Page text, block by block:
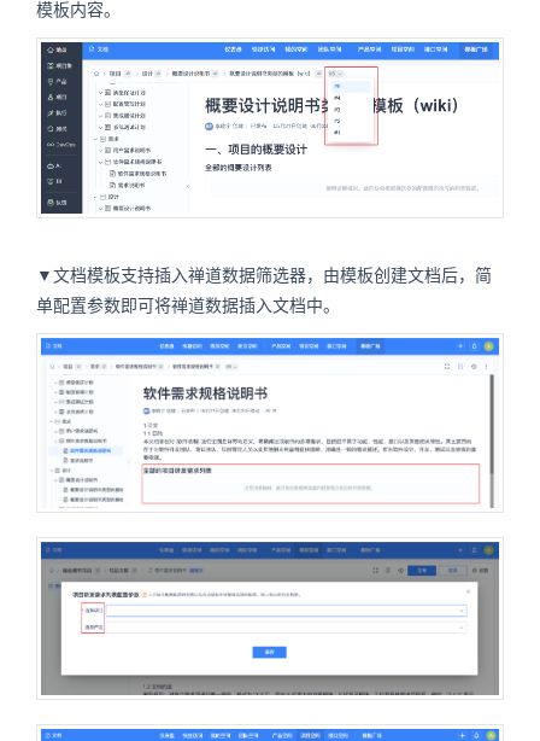
模板内容。
▼文档模板支持插入禅道数据筛选器，由模板创建文档后，简
单配置参数即可将禅道数据插入文档中。